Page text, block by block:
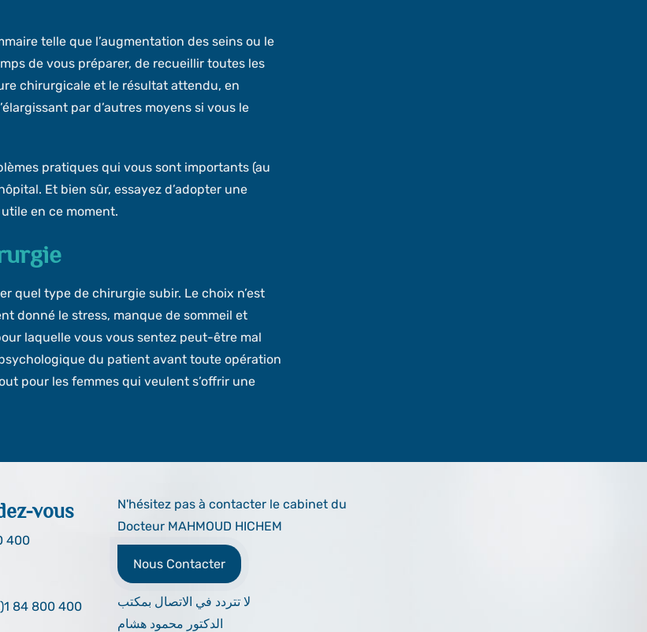
telle que l’augmentation des seins ou le
de vous préparer, de recueillir toutes les
chirurgicale et le résultat attendu, en
par d’autres moyens si vous le
pratiques qui vous sont importants (au
Et bien sûr, essayez d’adopter une
en ce moment.
quel type de chirurgie subir. Le choix n’est
donné le stress, manque de sommeil et
laquelle vous vous sentez peut-être mal
du patient avant toute opération
pour les femmes qui veulent s’offrir une
vous
400
84 800 400
N'hésitez pas à contacter le cabinet du
Docteur MAHMOUD HICHEM
Nous Contacter
لا تتردد في الاتصال بمكتب
الدكتور محمود هشام